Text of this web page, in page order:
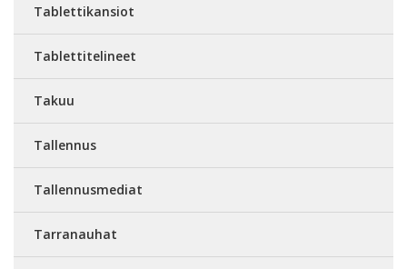
Tablettikansiot
Tablettitelineet
Takuu
Tallennus
Tallennusmediat
Tarranauhat